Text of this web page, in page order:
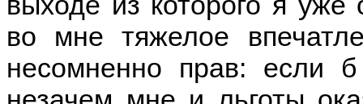
во мне тяжелое
несомненно прав: если